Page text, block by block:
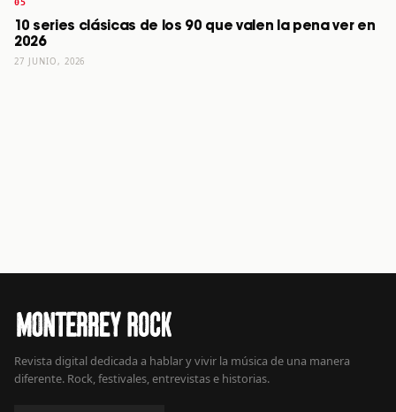
10 series clásicas de los 90 que valen la pena ver en
2026
27 JUNIO, 2026
Revista digital dedicada a hablar y vivir la música de una manera
diferente. Rock, festivales, entrevistas e historias.